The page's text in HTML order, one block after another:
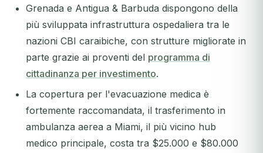
Grenada e Antigua & Barbuda dispongono della
più sviluppata infrastruttura ospedaliera tra le
nazioni CBI caraibiche, con strutture migliorate in
parte grazie ai proventi del programma di
cittadinanza per investimento.
La copertura per l'evacuazione medica è
fortemente raccomandata, il trasferimento in
ambulanza aerea a Miami, il più vicino hub
medico principale, costa tra $25.000 e $80.000